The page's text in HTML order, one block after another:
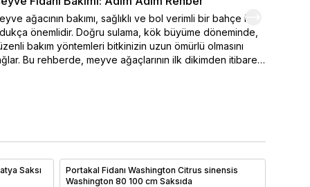
ağacının bakımı, sağlıklı ve bol verimli bir bahçe için
önemlidir. Doğru sulama, kök büyüme döneminde,
bakım yöntemleri bitkinizin uzun ömürlü olmasını
Bu rehberde, meyve ağaçlarının ilk dikimden itibaren
için ipuçlarımızı hemen bitiriyoruz!
Saksı
Portakal Fidanı Washington Citrus sinensis
Washington 80 100 cm Saksıda